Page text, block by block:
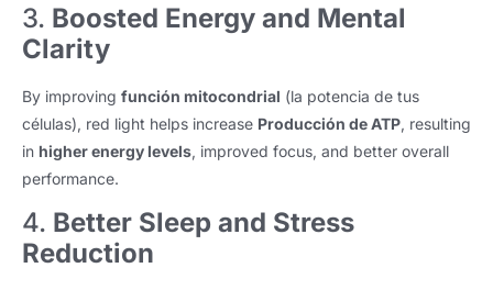
3. Boosted Energy and Mental
Clarity
By improving función mitocondrial (la potencia de tus
células), red light helps increase Producción de ATP, resulting
in higher energy levels, improved focus, and better overall
performance.
4. Better Sleep and Stress
Reduction